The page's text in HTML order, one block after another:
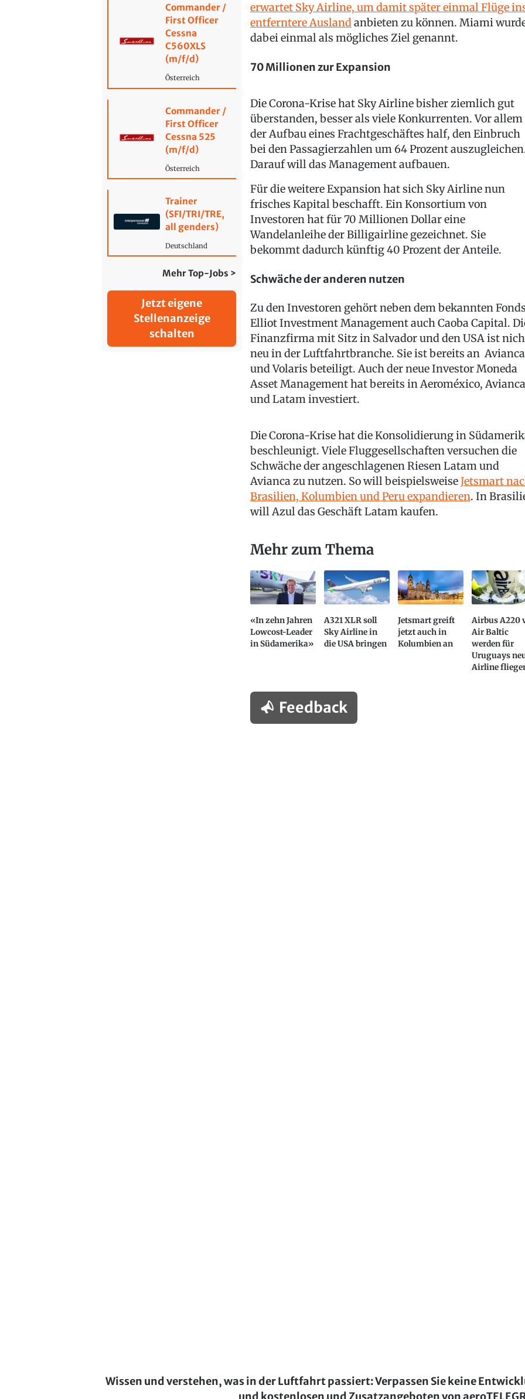
Commander /
First Officer
Cessna
C560XLS
(m/f/d)
Österreich
Commander /
First Officer
Cessna 525
(m/f/d)
Österreich
Trainer
(SFI/TRI/TRE,
all genders)
Deutschland
Mehr Top-Jobs >
Jetzt eigene
Stellenanzeige
schalten
erwartet Sky Airline, um damit später einmal Flüge
entferntere Auslandanbieten zu können. Miami
dabei einmal als mögliches Ziel genannt.
70 Millionen zur Expansion
Die Corona-Krise hat Sky Airline bisher ziemlich gut
überstanden, besser als viele Konkurrenten. Vor allem
der Aufbau eines Frachtgeschäftes half, den Einbruch
bei den Passagierzahlen um 64 Prozent
Darauf will das Management aufbauen.
Für die weitere Expansion hat sich Sky Airline nun
frisches Kapital beschafft. Ein Konsortium von
Investoren hat für 70 Millionen Dollar eine
Wandelanleihe der Billigairline gezeichnet. Sie
bekommt dadurch künftig 40 Prozent der Anteile.
Schwäche der anderen nutzen
Zu den Investoren gehört neben dem bekannten Fonds
Elliot Investment Management auch Caoba Capital.
Finanzfirma mit Sitz in Salvador und den USA ist
neu in der Luftfahrtbranche. Sie ist bereits an Avianca
und Volaris beteiligt. Auch der neue Investor Moneda
Asset Management hat bereits in Aeroméxico, Avianca
und Latam investiert.
Die Corona-Krise hat die Konsolidierung in
beschleunigt. Viele Fluggesellschaften versuchen die
Schwäche der angeschlagenen Riesen Latam und
Avianca zu nutzen. So will beispielsweiseJetsmart
Brasilien, Kolumbien und Peru expandieren. In
will Azul das Geschäft Latam kaufen.
Mehr zum Thema
«In zehn Jahren
Lowcost-Leader
in Südamerika»
A321 XLR soll
Sky Airline in
die USA bringen
Jetsmart greift
jetzt auch in
Kolumbien an
Airbus A220
Air Baltic
werden für
Uruguays
Airline
Feedback
Wissen und verstehen, was in der Luftfahrt passiert: Verpassen Sie keine
und kostenlosen und Zusatzangeboten von